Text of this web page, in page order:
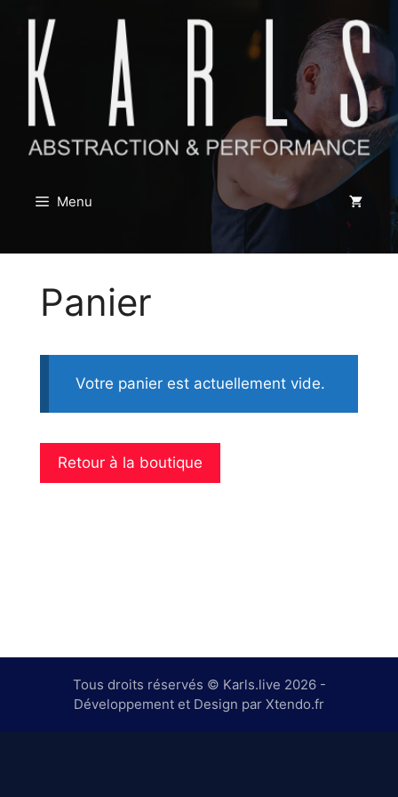
contenu
Menu
Panier
Votre panier est actuellement vide.
Retour à la boutique
Tous droits réservés © Karls.live 2026 -
Développement et Design par Xtendo.fr